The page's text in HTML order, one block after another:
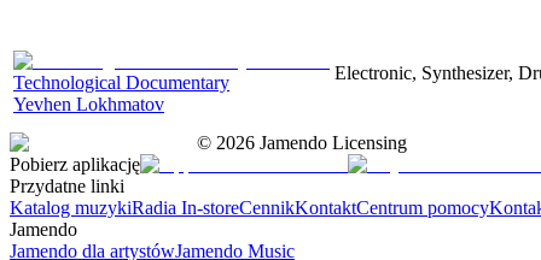
Technological Documentary
Yevhen Lokhmatov
Electronic, Synthesizer,
© 2026 Jamendo Licensing
Pobierz aplikację
Przydatne linki
Katalog muzykiRadia In-storeCennikKontaktCentrum pomocy
Jamendo
Jamendo dla artystówJamendo Music